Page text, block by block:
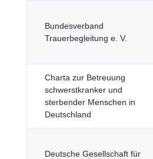
Bundesverband
Trauerbegleitung e. V.
Charta zur Betreuung
schwerstkranker und
sterbender Menschen in
Deutschland
Deutsche Gesellschaft für